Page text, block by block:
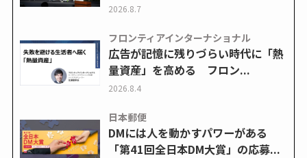
2026.8.7
フロンティアインターナショナル
広告が記憶に残りづらい時代に「熱
量資産」を高める フロン...
2026.8.4
日本郵便
DMには人を動かすパワーがある
「第41回全日本DM大賞」の応募...